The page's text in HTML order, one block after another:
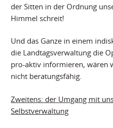
der Sitten in der Ordnung
Himmel schreit!
Und das Ganze in einem
die Landtagsverwaltung die
pro-aktiv informieren, wären
nicht beratungsfähig.
Zweitens: der Umgang mit
Selbstverwaltung